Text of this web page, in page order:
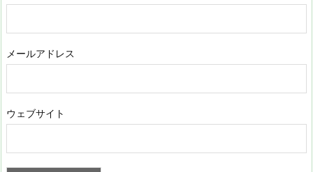
メールアドレス
ウェブサイト